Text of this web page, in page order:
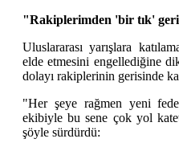
"Rakiplerimden 'bir tık'
Uluslararası yarışlara
elde etmesini engellediğine
dolayı rakiplerinin gerisinde
"Her şeye rağmen yeni
ekibiyle bu sene çok yol
şöyle sürdürdü: